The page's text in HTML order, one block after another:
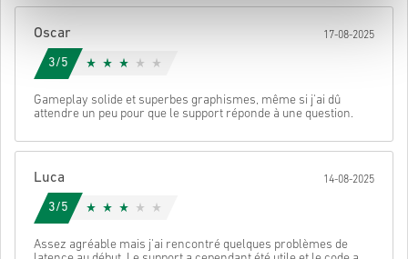
accéder à ton code.
Oscar 17-08-2025
3/5
Gameplay solide et superbes graphismes, même si j'ai dû
attendre un peu pour que le support réponde à une question.
Luca 14-08-2025
3/5
Assez agréable mais j'ai rencontré quelques problèmes de